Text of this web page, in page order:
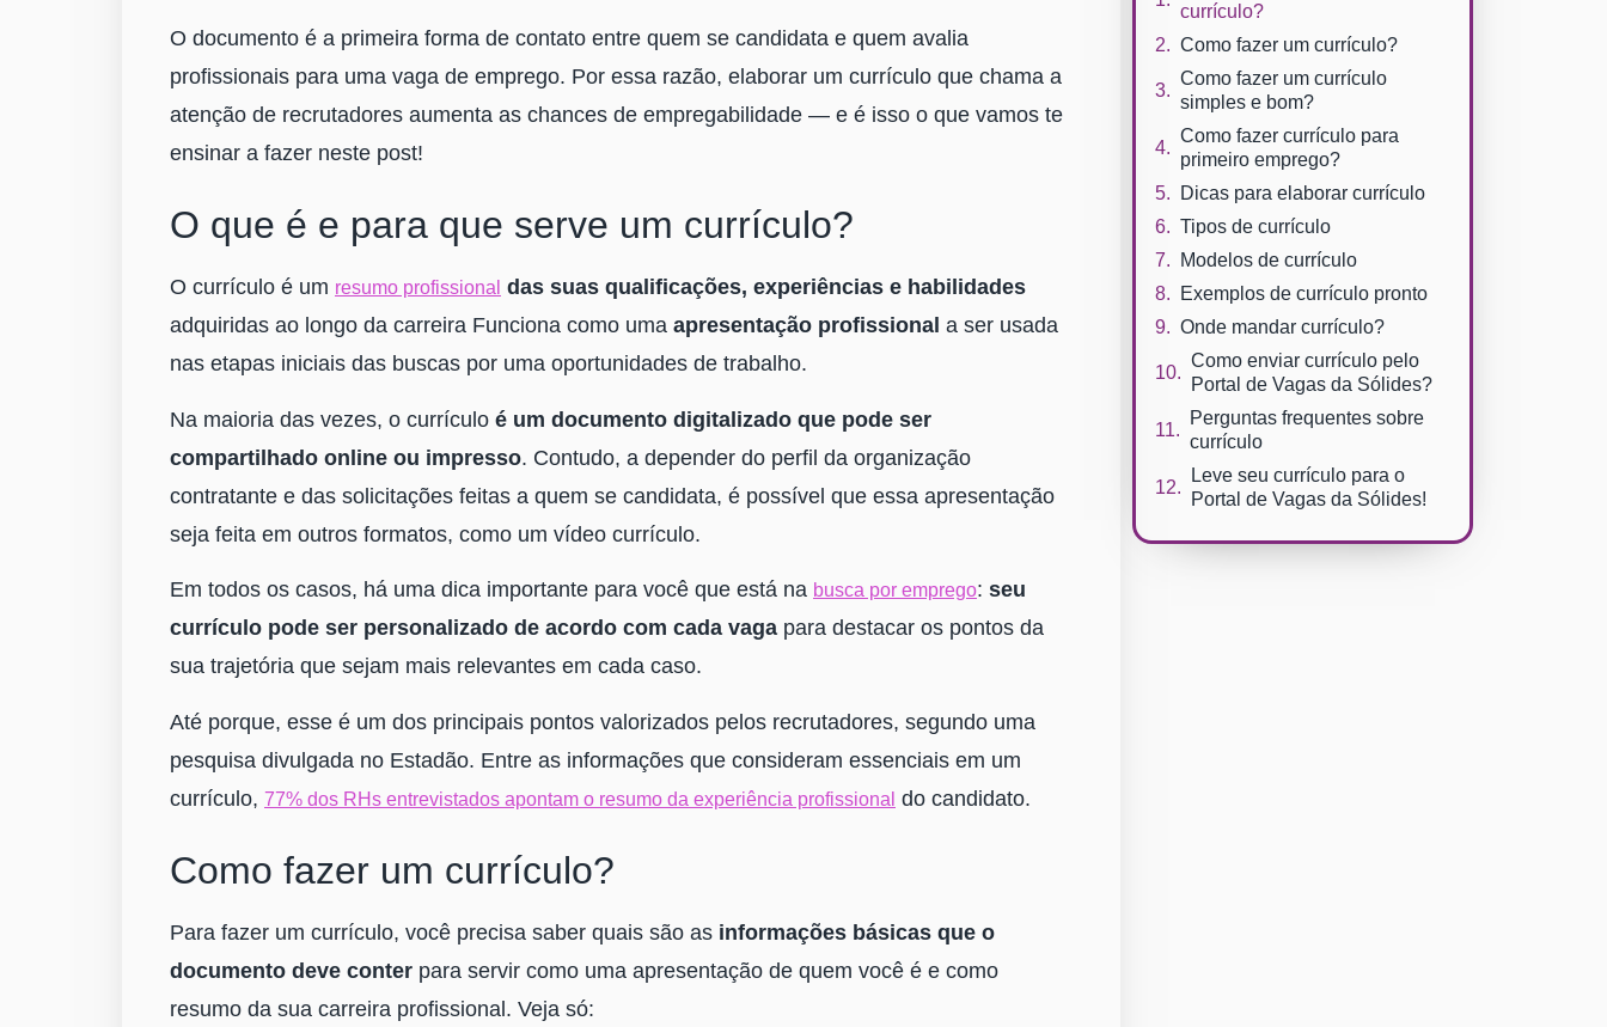
O documento é a primeira forma de contato entre quem se candidata e quem avalia
profissionais para uma vaga de emprego. Por essa razão, elaborar um currículo que chama a
atenção de recrutadores aumenta as chances de empregabilidade ― e é isso o que vamos te
ensinar a fazer neste post!
O que é e para que serve um currículo?
O currículo é um resumo profissional das suas qualificações, experiências e habilidades
adquiridas ao longo da carreira Funciona como uma apresentação profissional a ser usada
nas etapas iniciais das buscas por uma oportunidades de trabalho.
Na maioria das vezes, o currículo é um documento digitalizado que pode ser
compartilhado online ou impresso. Contudo, a depender do perfil da organização
contratante e das solicitações feitas a quem se candidata, é possível que essa apresentação
seja feita em outros formatos, como um vídeo currículo.
Em todos os casos, há uma dica importante para você que está na busca por emprego: seu
currículo pode ser personalizado de acordo com cada vaga para destacar os pontos da
sua trajetória que sejam mais relevantes em cada caso.
Até porque, esse é um dos principais pontos valorizados pelos recrutadores, segundo uma
pesquisa divulgada no Estadão. Entre as informações que consideram essenciais em um
currículo, 77% dos RHs entrevistados apontam o resumo da experiência profissional do candidato.
Como fazer um currículo?
Para fazer um currículo, você precisa saber quais são as informações básicas que o
documento deve conter para servir como uma apresentação de quem você é e como
resumo da sua carreira profissional. Veja só:
currículo?
Como fazer um currículo?
Como fazer um currículo
simples e bom?
Como fazer currículo para
primeiro emprego?
Dicas para elaborar currículo
Tipos de currículo
Modelos de currículo
Exemplos de currículo pronto
Onde mandar currículo?
Como enviar currículo pelo
Portal de Vagas da Sólides?
Perguntas frequentes sobre
currículo
Leve seu currículo para o
Portal de Vagas da Sólides!